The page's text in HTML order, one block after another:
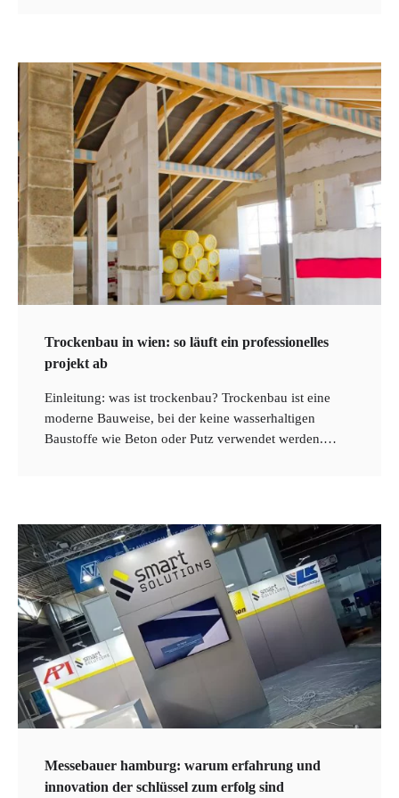
Trockenbau in wien: so läuft ein professionelles
projekt ab
Einleitung: was ist trockenbau? Trockenbau ist eine
moderne Bauweise, bei der keine wasserhaltigen
Baustoffe wie Beton oder Putz verwendet werden.…
Messebauer hamburg: warum erfahrung und
innovation der schlüssel zum erfolg sind
Gesellschaft
3
Robo-Advisor – Automatisierte
Anlagestrategien und ihr Einfluss auf das
Portfoliomanagement
4
Insurtech – Innovationen und Technologien